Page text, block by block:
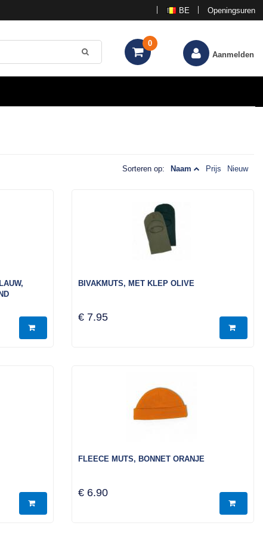
Openingsuren
BE
0
Aanmelden
Sorteren op: Naam Prijs Nieuw
BIVAKMUTS, MET KLEP OLIVE
€ 7.95
FLEECE MUTS, BONNET ORANJE
€ 6.90